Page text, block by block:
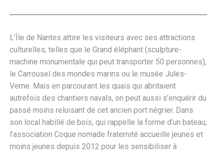
L’Île de Nantes attire les visiteurs avec ses attractions
culturelles, telles que le Grand éléphant (sculpture-
machine monumentale qui peut transporter 50 personnes),
le Carrousel des mondes marins ou le musée Jules-
Verne. Mais en parcourant les quais qui abritaient
autrefois des chantiers navals, on peut aussi s’enquérir du
passé moins reluisant de cet ancien port négrier. Dans
son local habillé de bois, qui rappelle la forme d’un bateau,
l’association Coque nomade fraternité accueille jeunes et
moins jeunes depuis 2012 pour les sensibiliser à